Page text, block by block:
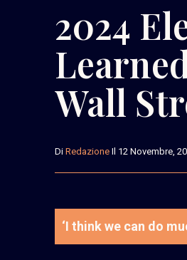
2024
Wall
Di Redazione Il 12 Novembre,
‘I think we can do